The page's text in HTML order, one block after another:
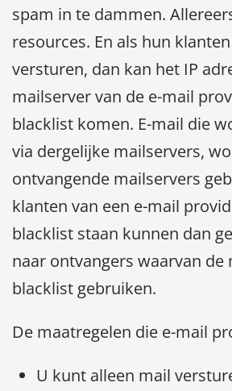
spam in te dammen.
resources. En als hun
versturen, dan kan het IP
mailserver van de e-mail
blacklist komen. E-mail die
via dergelijke mailservers,
ontvangende mailservers
klanten van een e-mail
blacklist staan kunnen dan
naar ontvangers waarvan de
blacklist gebruiken.
De maatregelen die e-mail
U kunt alleen mail